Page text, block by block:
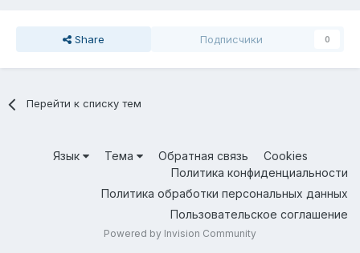
Share Подписчики 0
Перейти к списку тем
Язык Тема Обратная связь
Cookies
Политика конфиденциальности
Политика обработки персональных данных
Пользовательское соглашение
Powered by Invision Community